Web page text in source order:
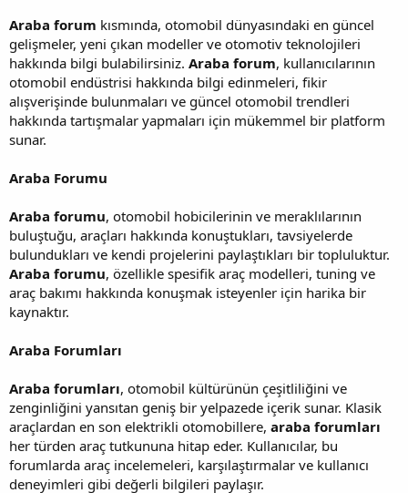
Araba forum kısmında, otomobil dünyasındaki en güncel
gelişmeler, yeni çıkan modeller ve otomotiv teknolojileri
hakkında bilgi bulabilirsiniz. Araba forum, kullanıcılarının
otomobil endüstrisi hakkında bilgi edinmeleri, fikir
alışverişinde bulunmaları ve güncel otomobil trendleri
hakkında tartışmalar yapmaları için mükemmel bir platform
sunar.
Araba Forumu
Araba forumu, otomobil hobicilerinin ve meraklılarının
buluştuğu, araçları hakkında konuştukları, tavsiyelerde
bulundukları ve kendi projelerini paylaştıkları bir topluluktur.
Araba forumu, özellikle spesifik araç modelleri, tuning ve
araç bakımı hakkında konuşmak isteyenler için harika bir
kaynaktır.
Araba Forumları
Araba forumları, otomobil kültürünün çeşitliliğini ve
zenginliğini yansıtan geniş bir yelpazede içerik sunar. Klasik
araçlardan en son elektrikli otomobillere, araba forumları
her türden araç tutkununa hitap eder. Kullanıcılar, bu
forumlarda araç incelemeleri, karşılaştırmalar ve kullanıcı
deneyimleri gibi değerli bilgileri paylaşır.